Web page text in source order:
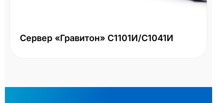
Сервер «Гравитон» С1101И/С1041И